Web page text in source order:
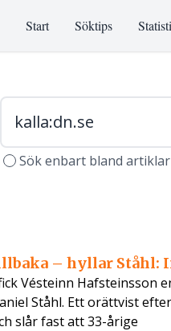
Start Söktips
Sök enbart bland
– hyllar Ståhl:
Vésteinn Hafsteinsson
Ståhl. Ett orättvist
slår fast att 33-årige